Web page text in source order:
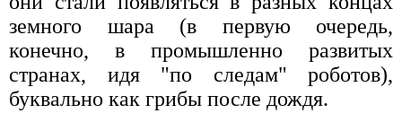
земного шара (в первую очередь,
конечно, в промышленно развитых
странах, идя "по следам" роботов),
буквально как грибы после дождя.